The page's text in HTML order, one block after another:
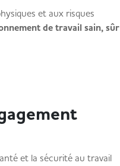
et aux risques
de travail sain, sûr
et la sécurité au travail